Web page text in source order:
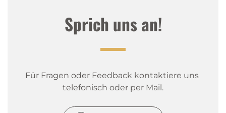
Sprich uns an!
Für Fragen oder Feedback kontaktiere uns
telefonisch oder per Mail.